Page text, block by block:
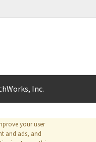
your user
and ads, and
Inc.